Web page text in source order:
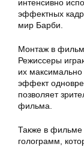
интенсивно
эффектных
мир Барби.
Монтаж в
Режиссеры
их
эффект
позволяет
фильма.
Также в
голограмм,